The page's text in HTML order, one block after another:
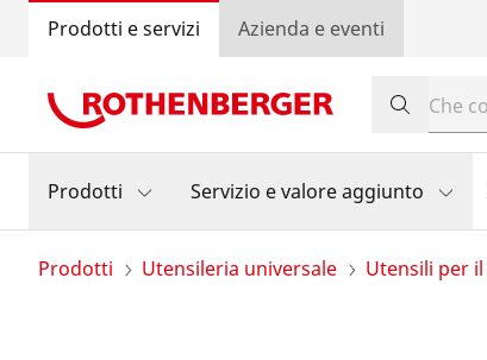
Prodotti e servizi Azienda e eventi
Prodotti Servizio e valore aggiunto
Prodotti Utensileria universale Utensili per